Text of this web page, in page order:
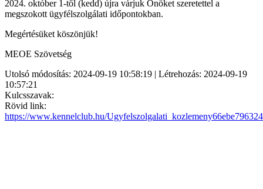
2024. október 1-től (kedd) újra várjuk Önöket szeretettel a
megszokott ügyfélszolgálati időpontokban.
Megértésüket köszönjük!
MEOE Szövetség
Utolsó módosítás: 2024-09-19 10:58:19 | Létrehozás: 2024-09-19
10:57:21
Kulcsszavak:
Rövid link:
https://www.kennelclub.hu/